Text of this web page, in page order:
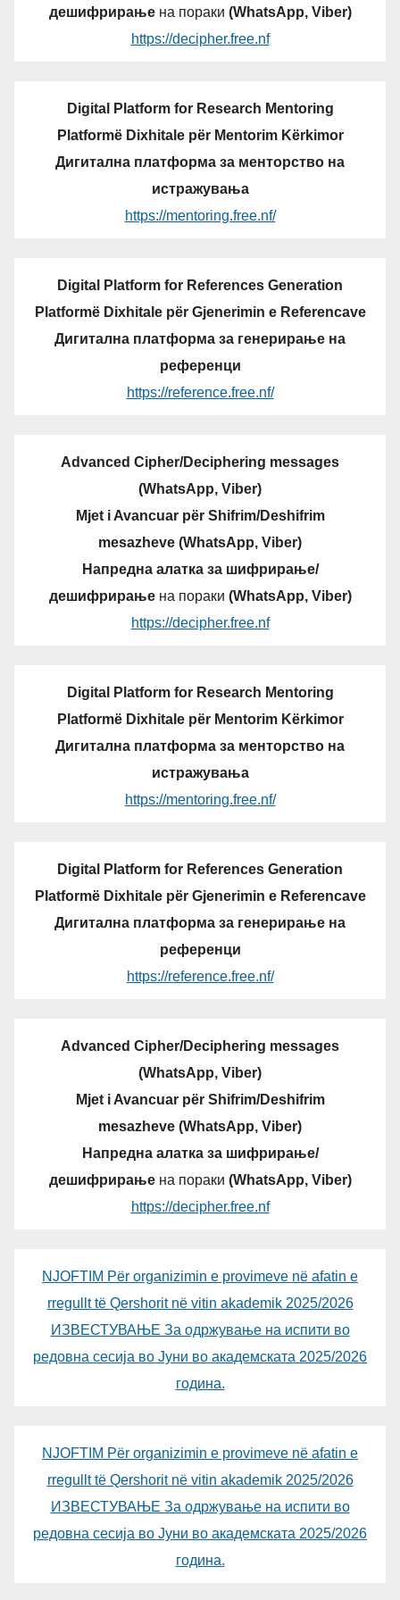
дешифрирањена пораки (WhatsApp, Viber)
https://decipher.free.nf
Digital Platform for Research Mentoring
Platformë Dixhitale për Mentorim Kërkimor
Дигитална платформа за менторство на
истражувања
https://mentoring.free.nf/
Digital Platform for References Generation
Platformë Dixhitale për Gjenerimin e Referencave
Дигитална платформа за генерирање на
референци
https://reference.free.nf/
Advanced Cipher/Deciphering messages
(WhatsApp, Viber)
Mjet i Avancuar për Shifrim/Deshifrim
mesazheve (WhatsApp, Viber)
Напредна алатка за шифрирање/
дешифрирањена пораки (WhatsApp, Viber)
https://decipher.free.nf
Digital Platform for Research Mentoring
Platformë Dixhitale për Mentorim Kërkimor
Дигитална платформа за менторство на
истражувања
https://mentoring.free.nf/
Digital Platform for References Generation
Platformë Dixhitale për Gjenerimin e Referencave
Дигитална платформа за генерирање на
референци
https://reference.free.nf/
Advanced Cipher/Deciphering messages
(WhatsApp, Viber)
Mjet i Avancuar për Shifrim/Deshifrim
mesazheve (WhatsApp, Viber)
Напредна алатка за шифрирање/
дешифрирањена пораки (WhatsApp, Viber)
https://decipher.free.nf
NJOFTIM Për organizimin e provimeve në afatin e
rregullt të Qershorit në vitin akademik 2025/2026
ИЗВЕСТУВАЊЕ За одржување на испити во
редовна сесија во Јуни во академската 2025/2026
година.
NJOFTIM Për organizimin e provimeve në afatin e
rregullt të Qershorit në vitin akademik 2025/2026
ИЗВЕСТУВАЊЕ За одржување на испити во
редовна сесија во Јуни во академската 2025/2026
година.